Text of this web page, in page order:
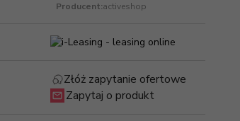
Producent:activeshop
Złóż zapytanie ofertowe
Zapytaj o produkt